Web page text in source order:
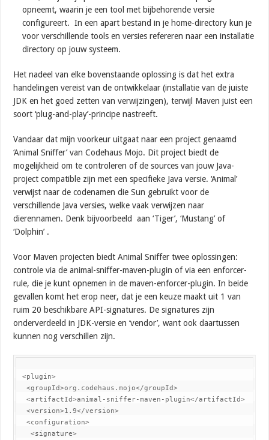
opneemt, waarin je een tool met bijbehorende versie
configureert. In een apart bestand in je home-directory kun je
voor verschillende tools en versies refereren naar een installatie
directory op jouw systeem.
Het nadeel van elke bovenstaande oplossing is dat het extra
handelingen vereist van de ontwikkelaar (installatie van de juiste
JDK en het goed zetten van verwijzingen), terwijl Maven juist een
soort ‘plug-and-play’-principe nastreeft.
Vandaar dat mijn voorkeur uitgaat naar een project genaamd
‘Animal Sniffer’ van Codehaus Mojo. Dit project biedt de
mogelijkheid om te controleren of de sources van jouw Java-
project compatible zijn met een specifieke Java versie. ‘Animal’
verwijst naar de codenamen die Sun gebruikt voor de
verschillende Java versies, welke vaak verwijzen naar
dierennamen. Denk bijvoorbeeld aan ‘Tiger’, ‘Mustang’ of
‘Dolphin’ .
Voor Maven projecten biedt Animal Sniffer twee oplossingen:
controle via de animal-sniffer-maven-plugin of via een enforcer-
rule, die je kunt opnemen in de maven-enforcer-plugin. In beide
gevallen komt het erop neer, dat je een keuze maakt uit 1 van
ruim 20 beschikbare API-signatures. De signatures zijn
onderverdeeld in JDK-versie en ‘vendor’, want ook daartussen
kunnen nog verschillen zijn.
<plugin>
  <groupId>org.codehaus.mojo</groupId>
  <artifactId>animal-sniffer-maven-plugin</artifactId>
  <version>1.9</version>
  <configuration>
   <signature>